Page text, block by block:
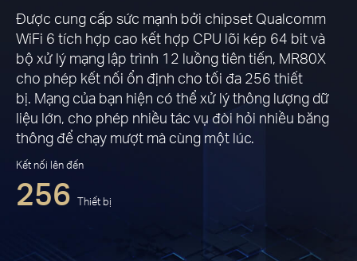
Được cung cấp sức mạnh bởi chipset Qualcomm
WiFi 6 tích hợp cao kết hợp CPU lõi kép 64 bit và
bộ xử lý mạng lập trình 12 luồng tiên tiến, MR80X
cho phép kết nối ổn định cho tối đa 256 thiết
bị. Mạng của bạn hiện có thể xử lý thông lượng dữ
liệu lớn, cho phép nhiều tác vụ đòi hỏi nhiều băng
thông để chạy mượt mà cùng một lúc.
Kết nối lên đến
256 Thiết bị